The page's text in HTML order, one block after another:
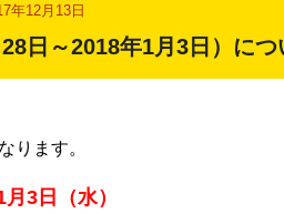
年12月13日
日～2018年1月3日）につ
ります。
3日（水）